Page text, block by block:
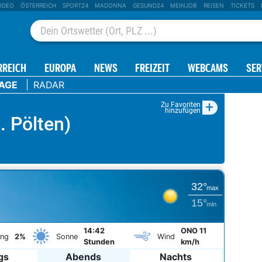
ÖSTERREICH SPORT24 MADONNA GESUND24 MEINJOB REISEN TICKETS
EUROPA NEWS FREIZEIT WEBCAMS
RADAR
Zu Favoriten
hinzufügen +
Pölten)
32°max
15°min
2% Sonne
14:42
Stunden
Wind
ONO 11
km/h
Abends Nachts